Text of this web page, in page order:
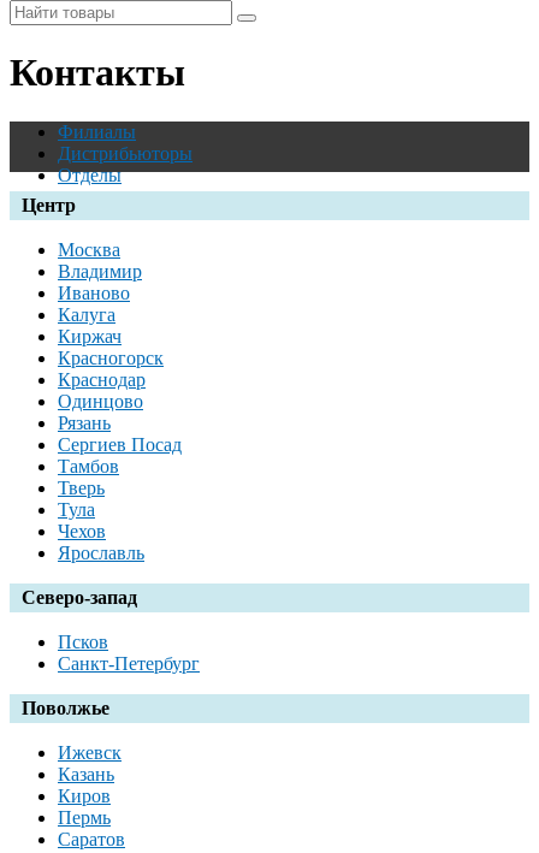
Контакты
Филиалы
Дистрибьюторы
Отделы
Центр
Москва
Владимир
Иваново
Калуга
Киржач
Красногорск
Краснодар
Одинцово
Рязань
Сергиев Посад
Тамбов
Тверь
Тула
Чехов
Ярославль
Северо-запад
Псков
Санкт-Петербург
Поволжье
Ижевск
Казань
Киров
Пермь
Саратов